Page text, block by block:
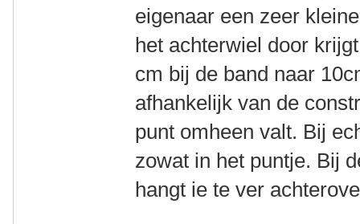
eigenaar een zeer
het achterwiel door
cm bij de band naar
afhankelijk van de
punt omheen valt. Bij
zowat in het puntje. Bij
hangt ie te ver